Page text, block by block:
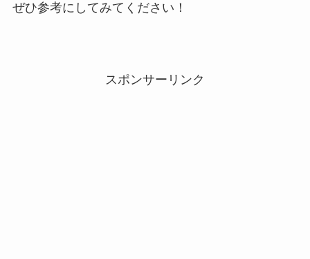
ぜひ参考にしてみてください！
スポンサーリンク